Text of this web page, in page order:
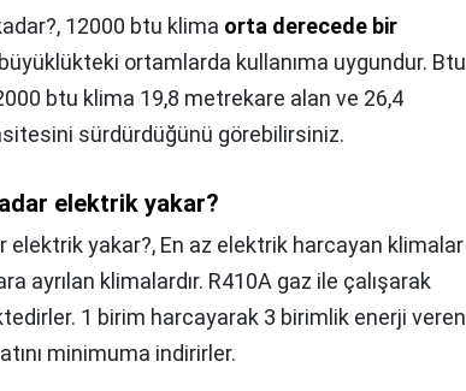
12000 btu klima orta derecede bir
ortamlarda kullanıma uygundur. Btu
btu klima 19,8 metrekare alan ve 26,4
sürdürdüğünü görebilirsiniz.
elektrik yakar?
elektrik yakar?, En az elektrik harcayan klimalar
ayrılan klimalardır. R410A gaz ile çalışarak
1 birim harcayarak 3 birimlik enerji veren
minimuma indirirler.